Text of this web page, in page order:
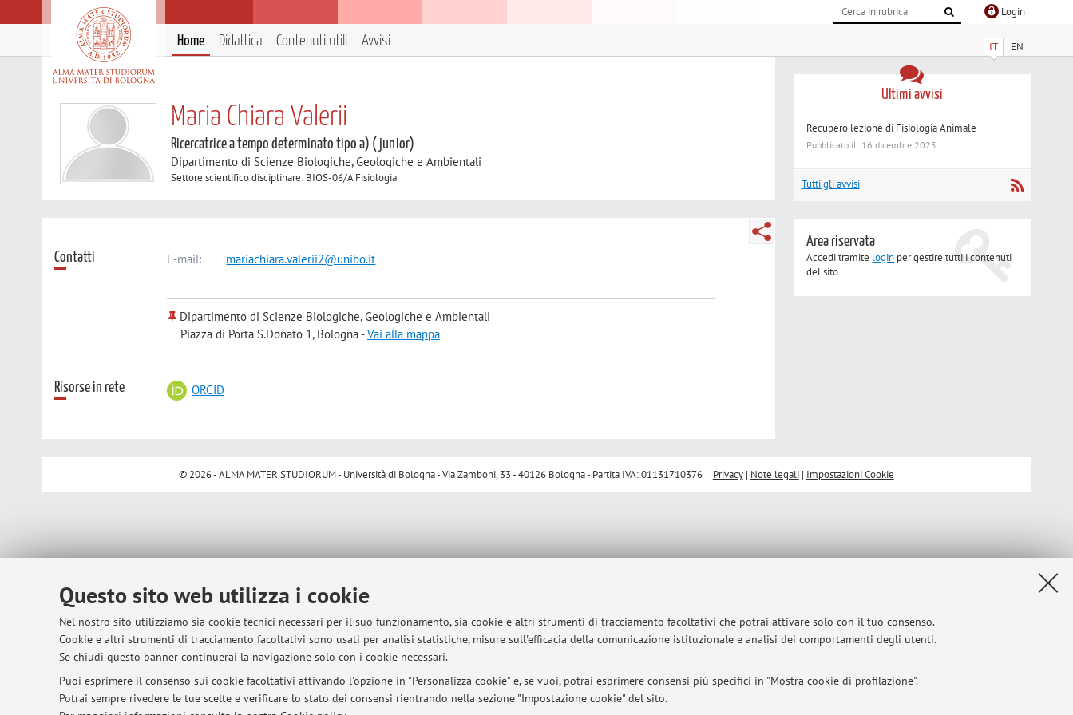
Questo sito web utilizza i cookie
Nel nostro sito utilizziamo sia cookie tecnici necessari per il suo funzionamento, sia cookie e altri strumenti di tracciamento facoltativi che potrai attivare solo con il tuo consenso.
Cookie e altri strumenti di tracciamento facoltativi sono usati per analisi statistiche, misure sull'efficacia della comunicazione istituzionale e analisi dei comportamenti degli utenti.
Se chiudi questo banner continuerai la navigazione solo con i cookie necessari.
Puoi esprimere il consenso sui cookie facoltativi attivando l'opzione in "Personalizza cookie" e, se vuoi, potrai esprimere consensi più specifici in "Mostra cookie di profilazione".
Potrai sempre rivedere le tue scelte e verificare lo stato dei consensi rientrando nella sezione "Impostazione cookie" del sito.
Login
IT EN
Home Didattica Contenuti utili Avvisi
Maria Chiara Valerii
Ricercatrice a tempo determinato tipo a) (junior)
Dipartimento di Scienze Biologiche, Geologiche e Ambientali
Settore scientifico disciplinare: BIOS-06/A Fisiologia
Contatti E-mail: mariachiara.valerii2@unibo.it
Dipartimento di Scienze Biologiche, Geologiche e Ambientali
Piazza di Porta S.Donato 1, Bologna -Vai alla mappa
Risorse in rete ORCID
Ultimi avvisi
Recupero lezione di Fisiologia Animale
Pubblicato il: 16 dicembre 2025
Tutti gli avvisi
Area riservata
Accedi tramite login per gestire tutti i contenuti
del sito.
© 2026 - ALMA MATER STUDIORUM - Università di Bologna - Via Zamboni, 33 - 40126 Bologna - Partita IVA: 01131710376 Privacy| Note legali| Impostazioni Cookie